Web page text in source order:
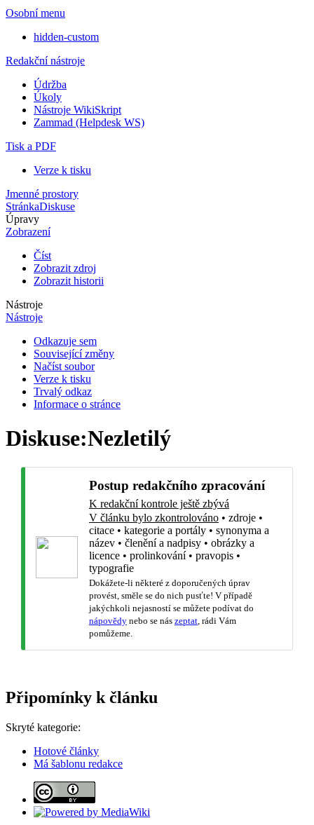
Osobní menu
hidden-custom
Redakční nástroje
Údržba
Úkoly
Nástroje WikiSkript
Zammad (Helpdesk WS)
Tisk a PDF
Verze k tisku
Jmenné prostory
StránkaDiskuse
Úpravy
Zobrazení
Číst
Zobrazit zdroj
Zobrazit historii
Nástroje
Nástroje
Odkazuje sem
Související změny
Načíst soubor
Verze k tisku
Trvalý odkaz
Informace o stránce
Diskuse:Nezletilý
Postup redakčního zpracování
K redakční kontrole ještě zbývá
V článku bylo zkontrolováno • zdroje •
citace • kategorie a portály • synonyma a
název • členění a nadpisy • obrázky a
licence • prolinkování• pravopis •
typografie
Dokážete-li některé z doporučených úprav
provést, směle se do nich pusťte! V případě
jakýchkoli nejasností se můžete podívat do
nápovědy nebo se nás zeptat , rádi Vám
pomůžeme.
Připomínky k článku
Skryté kategorie:
Hotové články
Má šablonu redakce